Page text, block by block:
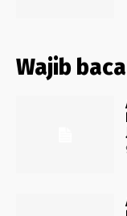
Wajib baca